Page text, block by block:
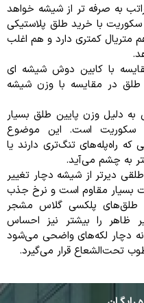
به صرفه‌ تر از شیشه خواهد
با خرید طلق پلاستیکی
متریال کمتری دارد و هم اغلب
با کابین دوش شیشه ای
طلق در مقایسه با وزن شیشه
دلیل وزن پایین طلق بسیار
سکوریت است. این موضوع
راه‌پله‌های تنگ‌تری دارند یا
به چشم می‌آید.
دیرتر از شیشه دچار تغییر
بسیار مقاوم است و نرخ جذب
طلق‌های پلکسی گلاس مشجر
ظاهر را بیشتر نیز احساس
دچار لکه‌های واضحی می‌شود
تحت‌الشعاع قرار می‌گیرد.